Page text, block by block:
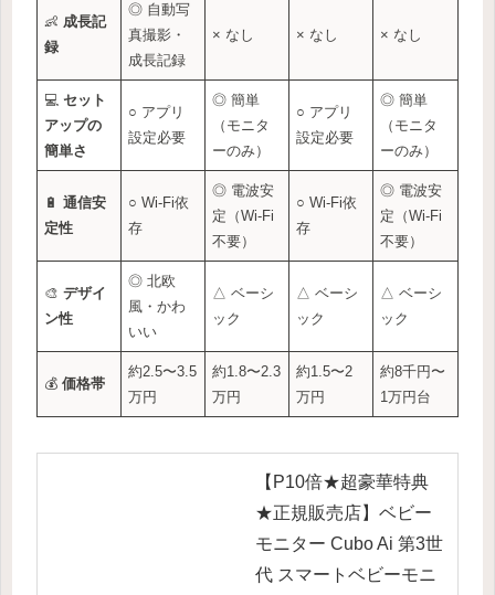
👶成長記
録
◎ 自動写
真撮影・
成長記録
× なし × なし × なし
💻セット
アップの
簡単さ
○ アプリ
設定必要
◎ 簡単
（モニタ
ーのみ）
○ アプリ
設定必要
◎ 簡単
（モニタ
ーのみ）
🔋通信安
定性
○ Wi-Fi依
存
◎ 電波安
定（Wi-Fi
不要）
○ Wi-Fi依
存
◎ 電波安
定（Wi-Fi
不要）
🎨デザイ
ン性
◎ 北欧
風・かわ
いい
△ ベーシ
ック
△ ベーシ
ック
△ ベーシ
ック
💰価格帯
約2.5〜3.5
万円
約1.8〜2.3
万円
約1.5〜2
万円
約8千円〜
1万円台
【P10倍★超豪華特典
★正規販売店】ベビー
モニター Cubo Ai 第3世
代 スマートベビーモニ